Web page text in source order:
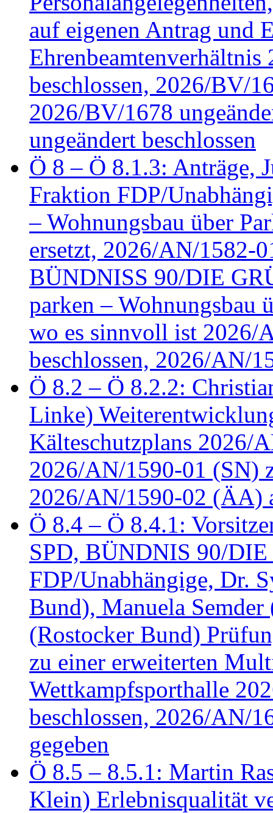
auf eigenen Antrag und
beschlossen, 2026/BV/
2026/BV/1678
ungeändert beschlossen
Ö 8 – Ö 8.1.3: Anträge,
Fraktion FDP/
– Wohnungsbau über
ersetzt, 2026/AN/1582-
BÜNDNISS 90/DIE
parken – Wohnungsbau
wo es sinnvoll ist 2026/
beschlossen, 2026/AN/
Ö 8.2 – Ö 8.2.2:
Linke)
Kälteschutzplans 2026/
2026/AN/1590-01 (SN)
2026/AN/1590-02 (ÄA)
Ö 8.4 – Ö 8.4.1:
SPD, BÜNDNIS 90/
FDP/Unabhängige, Dr.
Bund), Manuela
(Rostocker Bund)
zu einer erweiterten
Wettkampfsporthalle
beschlossen, 2026/AN/
gegeben
Ö 8.5 – 8.5.1: Martin
Klein) Erlebnisqualität